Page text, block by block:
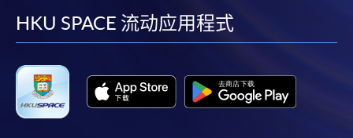
以上中文本純作參考之用，如內容與英文版本有任何歧義，一
切以英文版本為準。
facebook
youtube
linkedin
HKU SPACE 流动应用程式